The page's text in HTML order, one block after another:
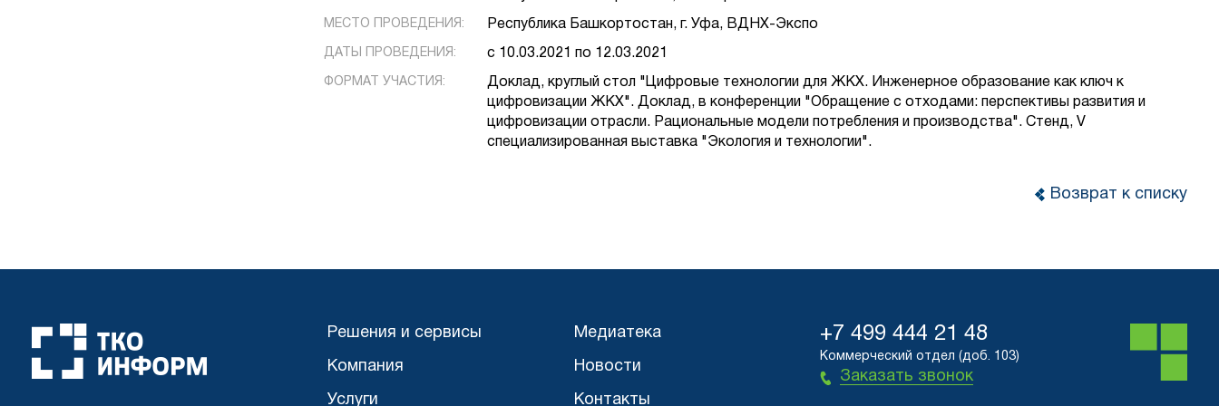
МЕСТО ПРОВЕДЕНИЯ: Республика Башкортостан, г. Уфа, ВДНХ-Экспо
ДАТЫ ПРОВЕДЕНИЯ: с 10.03.2021 по 12.03.2021
ФОРМАТ УЧАСТИЯ:
Доклад, круглый стол "Цифровые технологии для ЖКХ. Инженерное образование как ключ к
цифровизации ЖКХ". Доклад, в конференции "Обращение с отходами: перспективы развития и
цифровизации отрасли. Рациональные модели потребления и производства". Стенд, V
специализированная выставка "Экология и технологии".
Возврат к списку
Решения и сервисы
Компания
Услуги
Медиатека
Новости
Контакты
+7 499 444 21 48
Коммерческий отдел (доб. 103)
Заказать звонок